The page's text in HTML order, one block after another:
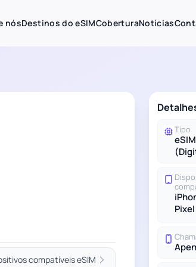
nósDestinos do eSIMCoberturaNotícias
compatíveis eSIM
Tipo